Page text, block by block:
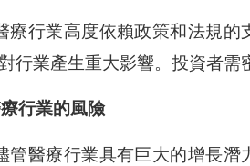
療行業高度依賴政策和法規的
行業產生重大影響。投資者需
行業的風險
管醫療行業具有巨大的增長潛